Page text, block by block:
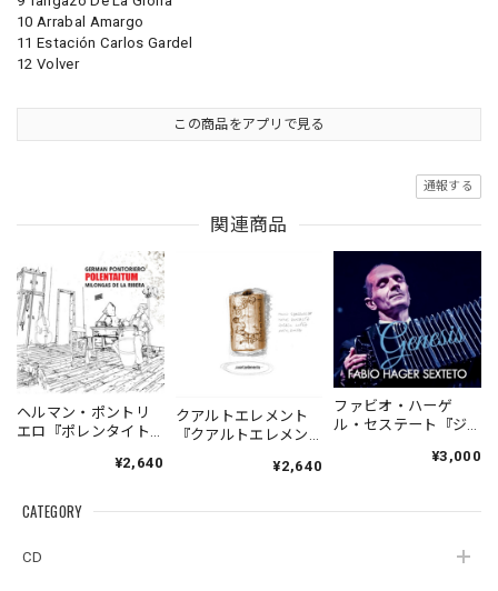
CATEGORY
CD
10 Arrabal Amargo
11 Estación Carlos Gardel
12 Volver
この商品をアプリで見る
通報する
関連商品
ヘルマン・ポントリ
エロ『ポレンタイト
Pontoriero『POLENT
la Ribera』
¥2,640
クアルトエレメント
『クアルトエレメン
Cuartoelemento『Cu
（007RECORDS-27）
¥2,640
ファビオ・ハーゲ
ル・セステート『ジ
¥3,000